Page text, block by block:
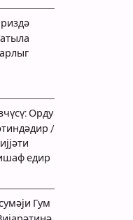
Орду
/
едир
Гум